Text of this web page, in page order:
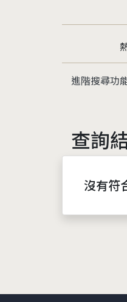
進階搜尋功
查詢
沒有符